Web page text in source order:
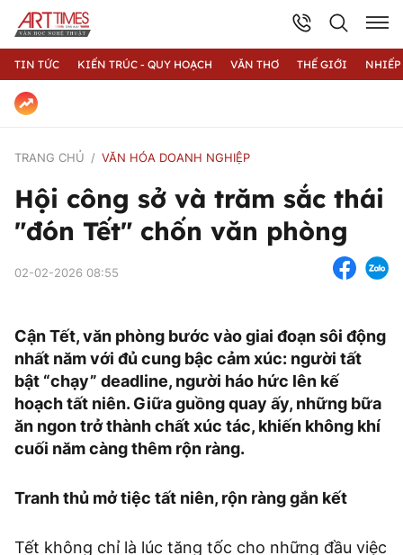
TIN TỨC KIẾN TRÚC - QUY HOẠCH VĂN THƠ THẾ GIỚI
TRANG CHỦ VĂN HÓA DOANH NGHIỆP
Hội công sở và trăm sắc thái
"đón Tết" chốn văn phòng
02-02-2026 08:55
Cận Tết, văn phòng bước vào giai đoạn sôi động
nhất năm với đủ cung bậc cảm xúc: người tất
bật “chạy” deadline, người háo hức lên kế
hoạch tất niên. Giữa guồng quay ấy, những bữa
ăn ngon trở thành chất xúc tác, khiến không khí
cuối năm càng thêm rộn ràng.
Tranh thủ mở tiệc tất niên, rộn ràng gắn kết
Tết không chỉ là lúc tăng tốc cho những đầu việc